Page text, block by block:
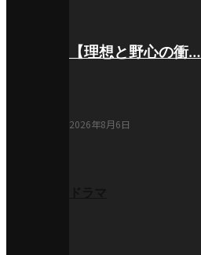
【理想と野心の衝…
2026年8月6日